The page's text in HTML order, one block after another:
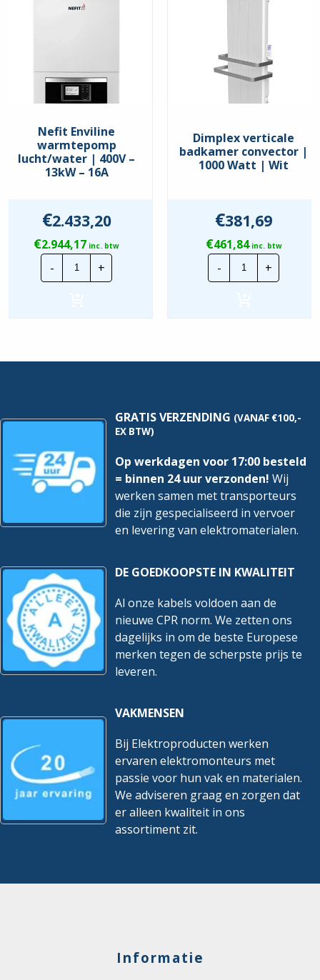
Nefit Enviline
warmtepomp
lucht/water | 400V –
13kW – 16A
€2.433,20
€2.944,17 inc. btw
-
Nefit
Enviline
warmtepomp
16A
+
Dimplex verticale
badkamer convector |
1000 Watt | Wit
€381,69
€461,84inc. btw
-
Dimplex
verticale
badkamer
hoeveelheid
+
GRATIS VERZENDING (VANAF €100,-
EX BTW)
Op werkdagen voor 17:00 besteld
= binnen 24 uur verzonden! Wij
werken samen met transporteurs
die zijn gespecialiseerd in vervoer
en levering van elektromaterialen.
DE GOEDKOOPSTE IN KWALITEIT
Al onze kabels voldoen aan de
nieuwe CPR norm. We zetten ons
dagelijks in om de beste Europese
merken tegen de scherpste prijs te
leveren.
VAKMENSEN
Bij Elektroproducten werken
ervaren elektromonteurs met
passie voor hun vak en materialen.
We adviseren graag en zorgen dat
er alleen kwaliteit in ons
assortiment zit.
Informatie